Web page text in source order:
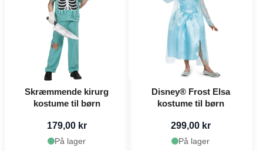
Skræmmende kirurg
kostume til børn
179,00 kr
På lager
Disney® Frost Elsa
kostume til børn
299,00 kr
På lager